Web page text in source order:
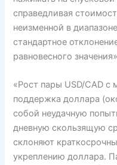
справедливая
неизменной в
стандартное
равновесного
«Рост пары USD/CAD
поддержка доллара
собой неудачную
дневную скользящую
склоняют
укреплению доллара.